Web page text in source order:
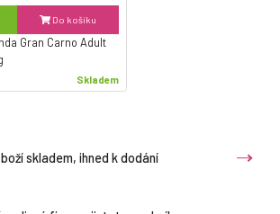
Do košíku
Gran Carno Adult
Skladem
skladem, ihned k dodání